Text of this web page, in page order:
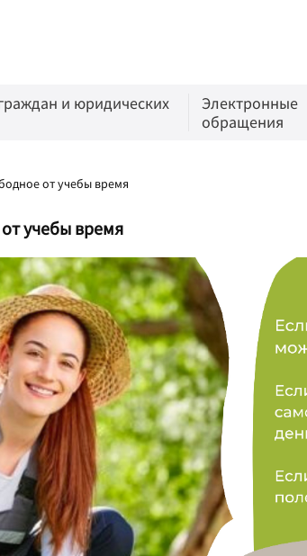
и юридических
Электронные
обращения
от учебы время
учебы время